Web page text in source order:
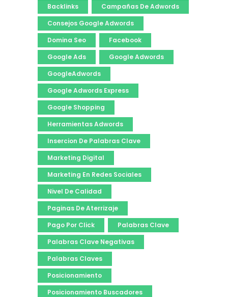
Backlinks
Campañas De Adwords
Consejos Google Adwords
Domina Seo
Facebook
Google Ads
Google Adwords
GoogleAdwords
Google Adwords Express
Google Shopping
Herramientas Adwords
Insercion De Palabras Clave
Marketing Digital
Marketing En Redes Sociales
Nivel De Calidad
Paginas De Aterrizaje
Pago Por Click
Palabras Clave
Palabras Clave Negativas
Palabras Claves
Posicionamiento
Posicionamiento Buscadores